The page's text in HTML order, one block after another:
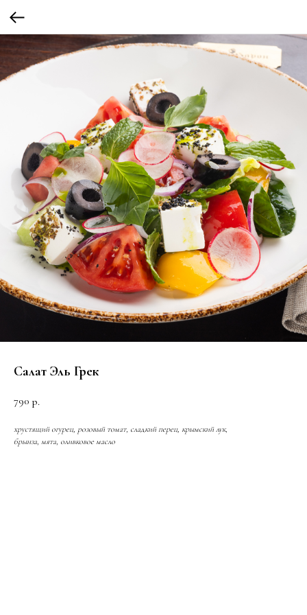
Салат Эль Грек
790 р.
хрустящий огурец, розовый томат, сладкий перец, крымский лук,
брынза, мята, оливковое масло